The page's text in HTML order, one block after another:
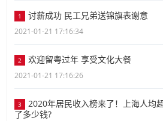
1 讨薪成功 民工兄弟送锦旗表谢意
2021-01-21 17:16:34
2 欢迎留粤过年 享受文化大餐
2021-01-21 17:16:26
3
2020年居民收入榜来了！上海人均
了多少钱?